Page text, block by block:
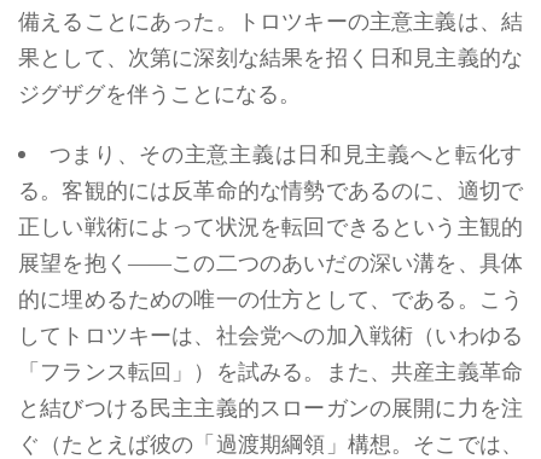
備えることにあった。トロツキーの主意主義は、結
果として、次第に深刻な結果を招く日和見主義的な
ジグザグを伴うことになる。
つまり、その主意主義は日和見主義へと転化す
る。客観的には反革命的な情勢であるのに、適切で
正しい戦術によって状況を転回できるという主観的
展望を抱く――この二つのあいだの深い溝を、具体
的に埋めるための唯一の仕方として、である。こう
してトロツキーは、社会党への加入戦術（いわゆる
「フランス転回」）を試みる。また、共産主義革命
と結びつける民主主義的スローガンの展開に力を注
ぐ（たとえば彼の「過渡期綱領」構想。そこでは、